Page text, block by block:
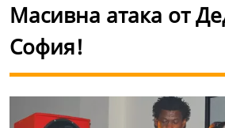
Масивна атака от
София!